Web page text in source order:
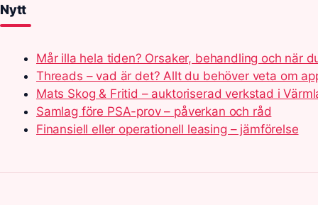
Nytt
Mår illa hela tiden? Orsaker, behandling och när
Threads – vad är det? Allt du behöver veta om
Mats Skog & Fritid – auktoriserad verkstad i
Samlag före PSA-prov – påverkan och råd
Finansiell eller operationell leasing – jämförelse